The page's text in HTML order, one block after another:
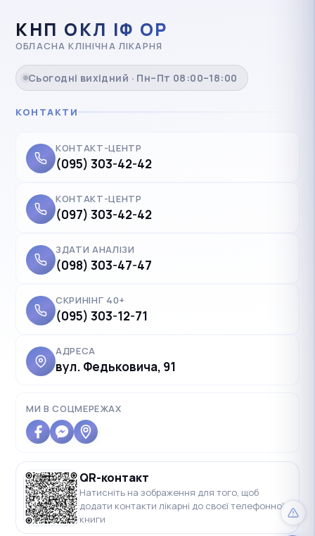
Français
English
КНП ОКЛ ІФ ОР
ОБЛАСНА КЛІНІЧНА ЛІКАРНЯ
Сьогодні вихідний · Пн–Пт 08:00–18:00
КОНТАКТИ
КОНТАКТ-ЦЕНТР
(095) 303-42-42
КОНТАКТ-ЦЕНТР
(097) 303-42-42
ЗДАТИ АНАЛІЗИ
(098) 303-47-47
СКРИНІНГ 40+
(095) 303-12-71
АДРЕСА
вул. Федьковича, 91
МИ В СОЦМЕРЕЖАХ
QR-контакт
Натисніть на зображення для того, щоб
додати контакти лікарні до своєї телефонної
книги